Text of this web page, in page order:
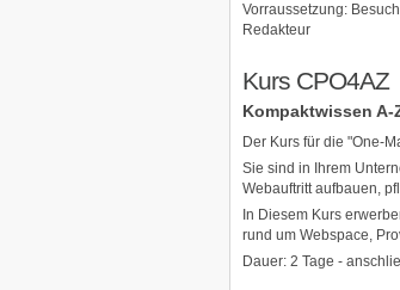
Vorraussetzung:
Redakteur
Kurs CPO4AZ
Kompaktwissen A-
Der Kurs für die "One-
Sie sind in Ihrem
Webauftritt aufbauen,
In Diesem Kurs
rund um Webspace,
Dauer: 2 Tage -